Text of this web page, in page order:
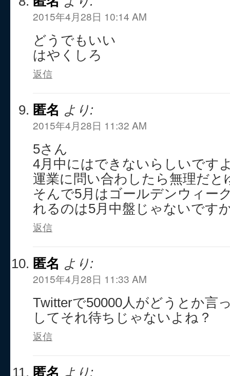
2015年4月28日 10:14 AM
どうでもいい
はやくしろ
返信
匿名 より:
2015年4月28日 11:32 AM
5さん
4月中にはできないらしいです
運業に問い合わしたら無理だと
そんで5月はゴールデンウィー
れるのは5月中盤じゃないです
返信
匿名 より:
2015年4月28日 11:33 AM
Twitterで50000人がどうとか言
してそれ待ちじゃないよね？
返信
匿名 より: